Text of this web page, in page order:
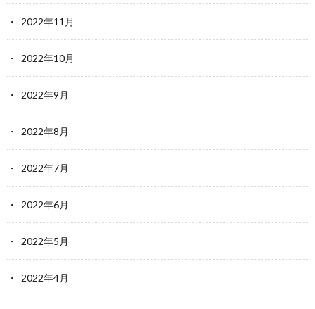
2022年11月
2022年10月
2022年9月
2022年8月
2022年7月
2022年6月
2022年5月
2022年4月